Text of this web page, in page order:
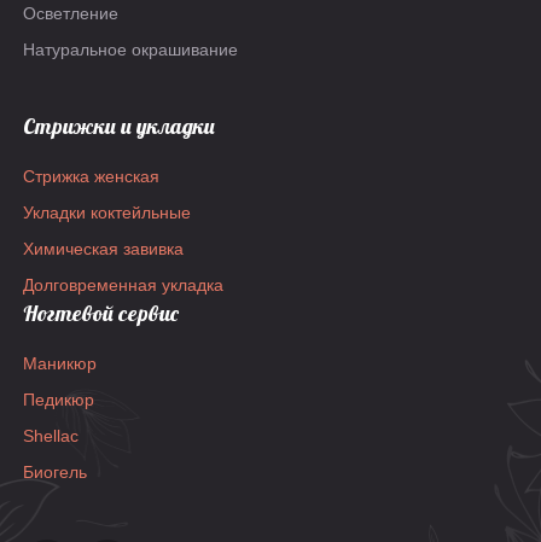
Осветление
Натуральное окрашивание
Стрижки и укладки
Стрижка женская
Укладки коктейльные
Химическая завивка
Долговременная укладка
Ногтевой сервис
Маникюр
Педикюр
Shellac
Биогель